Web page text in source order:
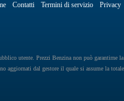
Contatti Termini di servizio Privacy
utente. Prezzi Benzina non può garantirne
aggiornati dal gestore il quale si assume la